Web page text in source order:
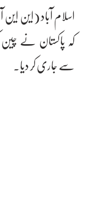
اسلام آباد (این
کہ پاکستان نے چین
سے جاری کر دیا۔